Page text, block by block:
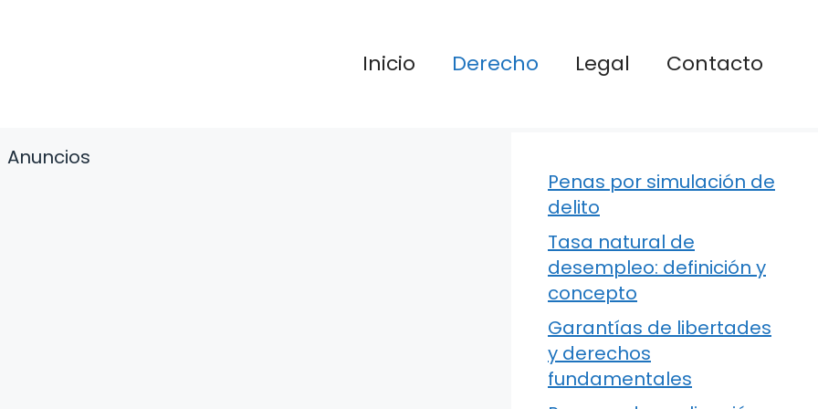
Inicio Derecho Legal Contacto
Anuncios
Penas por simulación de
delito
Tasa natural de
desempleo: definición y
concepto
Garantías de libertades
y derechos
fundamentales